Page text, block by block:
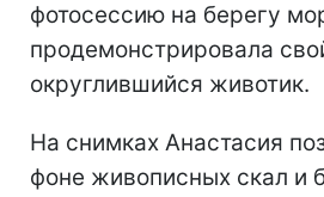
фотосессию на берегу
продемонстрировала
округлившийся животик.
На снимках Анастасия
фоне живописных скал и